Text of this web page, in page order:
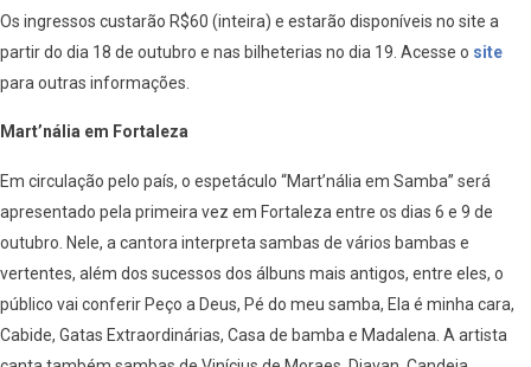
Os ingressos custarão R$60 (inteira) e estarão disponíveis no site a
partir do dia 18 de outubro e nas bilheterias no dia 19. Acesse o site
para outras informações.
Mart’nália em Fortaleza
Em circulação pelo país, o espetáculo “Mart’nália em Samba” será
apresentado pela primeira vez em Fortaleza entre os dias 6 e 9 de
outubro. Nele, a cantora interpreta sambas de vários bambas e
vertentes, além dos sucessos dos álbuns mais antigos, entre eles, o
público vai conferir Peço a Deus, Pé do meu samba, Ela é minha cara,
Cabide, Gatas Extraordinárias, Casa de bamba e Madalena. A artista